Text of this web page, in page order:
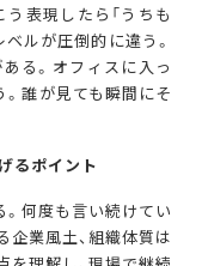
表現したら「うちも
ルが圧倒的に違う。
る。オフィスに入っ
誰が見ても瞬間にそ
るポイント
何度も言い続けてい
業風土、組織体質は